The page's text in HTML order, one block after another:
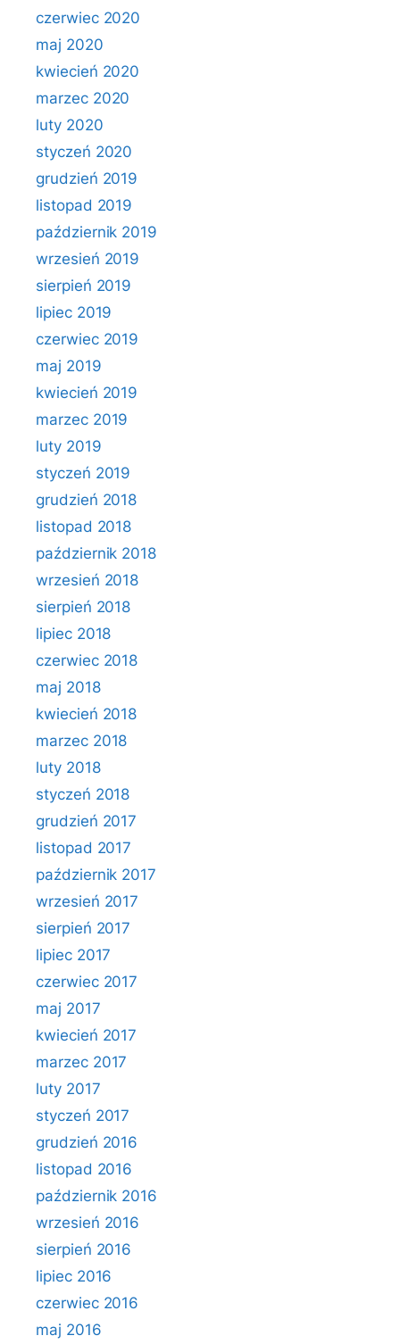
czerwiec 2020
maj 2020
kwiecień 2020
marzec 2020
luty 2020
styczeń 2020
grudzień 2019
listopad 2019
październik 2019
wrzesień 2019
sierpień 2019
lipiec 2019
czerwiec 2019
maj 2019
kwiecień 2019
marzec 2019
luty 2019
styczeń 2019
grudzień 2018
listopad 2018
październik 2018
wrzesień 2018
sierpień 2018
lipiec 2018
czerwiec 2018
maj 2018
kwiecień 2018
marzec 2018
luty 2018
styczeń 2018
grudzień 2017
listopad 2017
październik 2017
wrzesień 2017
sierpień 2017
lipiec 2017
czerwiec 2017
maj 2017
kwiecień 2017
marzec 2017
luty 2017
styczeń 2017
grudzień 2016
listopad 2016
październik 2016
wrzesień 2016
sierpień 2016
lipiec 2016
czerwiec 2016
maj 2016